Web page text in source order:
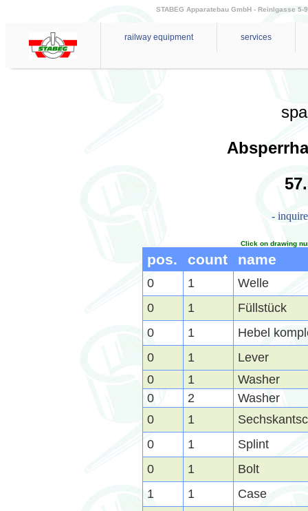
STABEG Apparatebau GmbH - Reinlgasse 5-
railway equipment services
-
Click on drawing
pos. count name
0 1
Welle
0
1
Füllstück
0
1
Hebel
0
1
Lever
0
1
Washer
0
2
Washer
0
1
0
1
Splint
0
1
Bolt
1
1
Case